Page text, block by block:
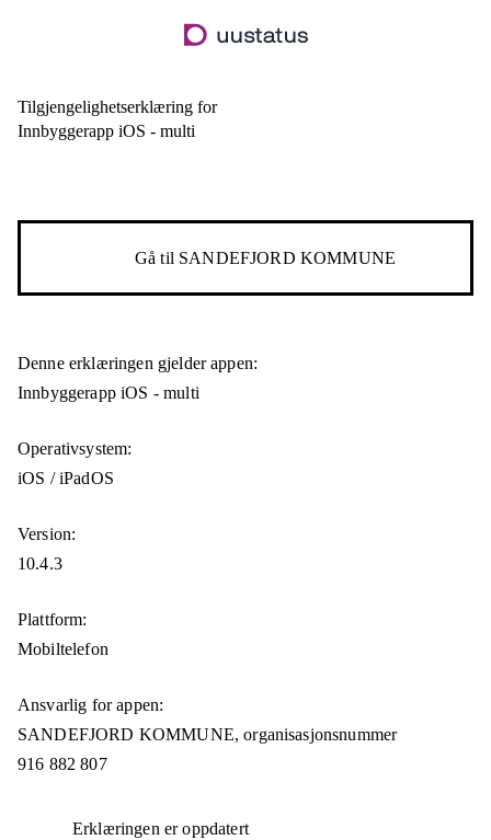
til
Tilgjengelighetserklæring for
Innbyggerapp iOS - multi
Gå til SANDEFJORD KOMMUNE
Denne erklæringen gjelder appen:
Innbyggerapp iOS - multi
Operativsystem:
iOS / iPadOS
Version:
10.4.3
Plattform:
Mobiltelefon
Ansvarlig for appen:
SANDEFJORD KOMMUNE,organisasjonsnummer
916 882 807
Erklæringen er oppdatert